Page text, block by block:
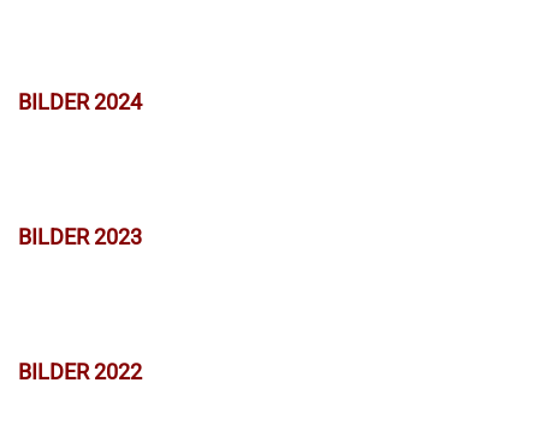
BILDER 2024
BILDER 2023
BILDER 2022